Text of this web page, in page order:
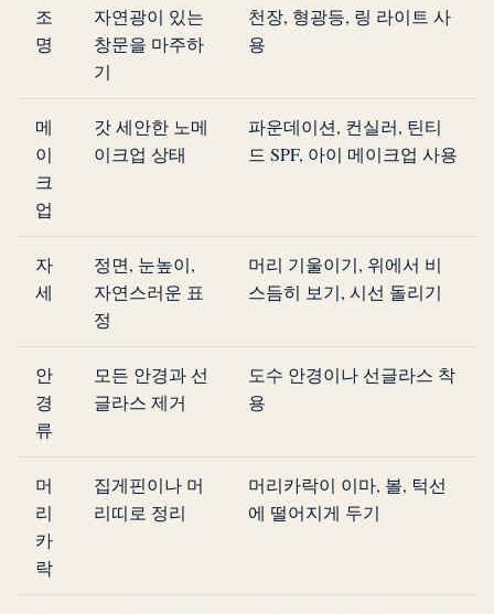
조
명
자연광이 있는
창문을 마주하
기
천장, 형광등, 링 라이트 사
용
메
이
크
업
갓 세안한 노메
이크업 상태
파운데이션, 컨실러, 틴티
드 SPF, 아이 메이크업 사용
자
세
정면, 눈높이,
자연스러운 표
정
머리 기울이기, 위에서 비
스듬히 보기, 시선 돌리기
안
경
류
모든 안경과 선
글라스 제거
도수 안경이나 선글라스 착
용
머
리
카
락
집게핀이나 머
리띠로 정리
머리카락이 이마, 볼, 턱선
에 떨어지게 두기